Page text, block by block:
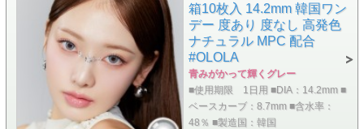
箱10枚入 14.2mm 韓国ワン
デー 度あり 度なし 高発色
ナチュラル MPC 配合
#OLOLA
青みがかって輝くグレー
■使用期限 1日用 ■DIA：14.2mm ■
ベースカーブ：8.7mm ■含水率：
48％ ■製造国：韓国